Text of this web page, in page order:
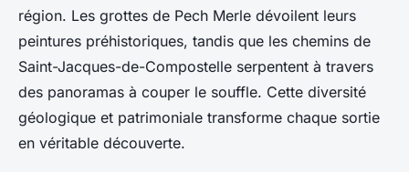
région. Les grottes de Pech Merle dévoilent leurs
peintures préhistoriques, tandis que les chemins de
Saint-Jacques-de-Compostelle serpentent à travers
des panoramas à couper le souffle. Cette diversité
géologique et patrimoniale transforme chaque sortie
en véritable découverte.